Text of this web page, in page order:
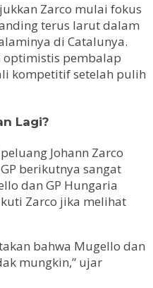
Zarco mulai fokus
terus larut dalam
di Catalunya.
pembalap
kompetitif setelah pulih
Lagi?
Johann Zarco
berikutnya sangat
dan GP Hungaria
Zarco jika melihat
bahwa Mugello dan
mungkin,” ujar